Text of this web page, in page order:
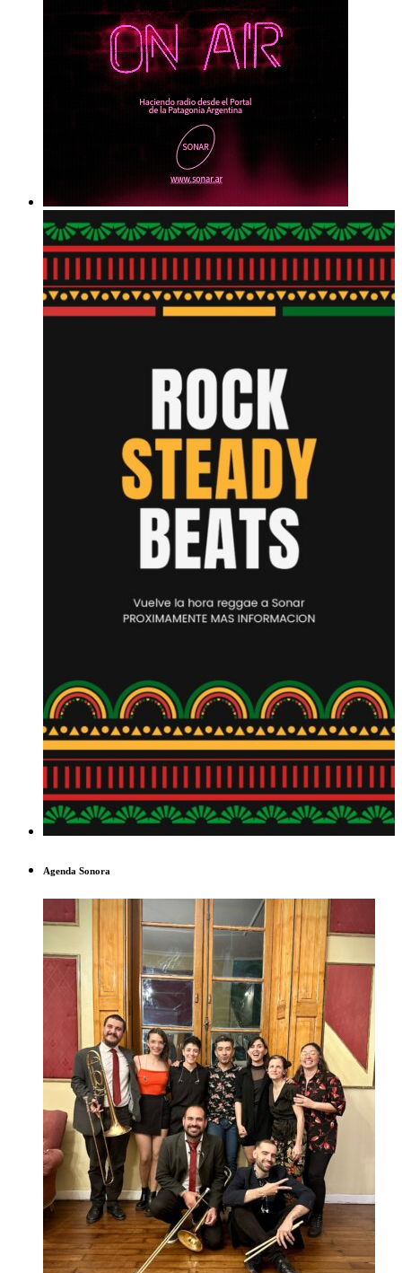
Agenda Sonora